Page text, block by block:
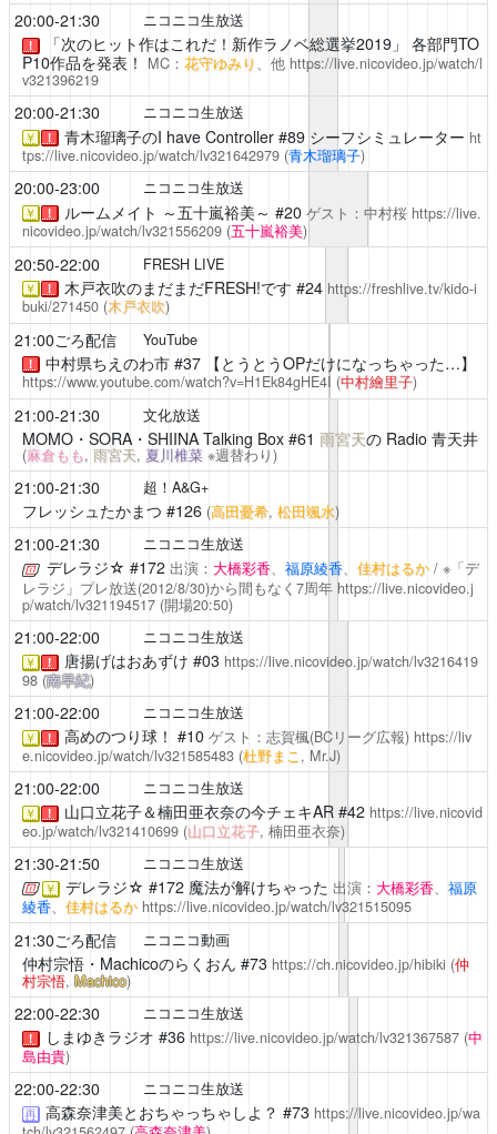
20:00-21:30 ニコニコ生放送
！
「次のヒット作はこれだ！新作ラノベ総選挙2019」 各部門TO
P10作品を発表！
MC： 花守ゆみり 、他 https://live.nicovideo.jp/watch/l
v321396219
20:00-21:30 ニコニコ生放送
￥ ！ 青木瑠璃子のI have Controller#89 シーフシミュレーター ht
tps://live.nicovideo.jp/watch/lv321642979 (青木瑠璃子)
20:00-23:00 ニコニコ生放送
￥ ！ ルームメイト ～五十嵐裕美～ #20 ゲスト：中村桜 https://live.
nicovideo.jp/watch/lv321556209 (五十嵐裕美)
20:50-22:00 FRESH LIVE
￥ ！ 木戸衣吹のまだまだFRESH!です #24 https://freshlive.tv/kido-i
buki/271450 (木戸衣吹)
21:00ごろ配信 YouTube
！ 中村県ちえのわ市#37 【とうとうOPだけになっちゃった…】
https://www.youtube.com/watch?v=H1Ek84gHE4I (中村繪里子)
21:00-21:30 文化放送
MOMO・SORA・SHIINA Talking Box#61 雨宮天の Radio 青天井
(麻倉もも, 雨宮天, 夏川椎菜※週替わり)
21:00-21:30 超！A&G+
フレッシュたかまつ #126 (高田憂希, 松田颯水)
21:00-21:30 ニコニコ生放送
デレラジ☆ #172 出演： 大橋彩香、 福原綾香、 佳村はるか/ ※「デ
レラジ」プレ放送(2012/8/30)から間もなく7周年 https://live.nicovideo.j
p/watch/lv321194517(開場20:50)
21:00-22:00 ニコニコ生放送
￥ ！ 唐揚げはおあずけ #03 https://live.nicovideo.jp/watch/lv3216419
98 (南早紀)
21:00-22:00 ニコニコ生放送
￥ ！ 高めのつり球！ #10 ゲスト：志賀楓(BCリーグ広報) https://liv
e.nicovideo.jp/watch/lv321585483 (杜野まこ, Mr.J)
21:00-22:00 ニコニコ生放送
￥ ！ 山口立花子＆楠田亜衣奈の今チェキAR#42 https://live.nicovid
eo.jp/watch/lv321410699 (山口立花子, 楠田亜衣奈)
21:30-21:50 ニコニコ生放送
￥ デレラジ☆ #172 魔法が解けちゃった 出演： 大橋彩香、 福原
綾香、 佳村はるか https://live.nicovideo.jp/watch/lv321515095
21:30ごろ配信 ニコニコ動画
仲村宗悟・Machicoのらくおん #73 https://ch.nicovideo.jp/hibiki (仲
村宗悟, Machico)
22:00-22:30 ニコニコ生放送
！ しまゆきラジオ #36 https://live.nicovideo.jp/watch/lv321367587 (中
島由貴)
22:00-22:30 ニコニコ生放送
再 高森奈津美とおちゃっちゃしよ？ #73 https://live.nicovideo.jp/wa